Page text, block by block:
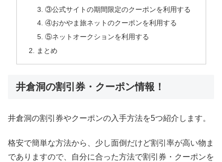
③公式サイトの期間限定のクーポンを利用する
④おかやま旅ネットのクーポンを利用する
⑤ネットオークションを利用する
まとめ
井倉洞の割引券・クーポン情報！
井倉洞の割引券やクーポンの入手方法を5つ紹介します。
格安で簡単な方法から、少し面倒だけど割引率が高い物ま
でありますので、自分に合った方法で割引券・クーポンを